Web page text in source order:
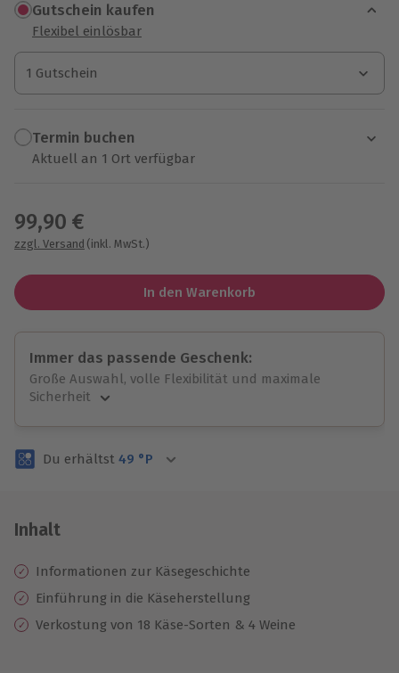
Gutschein kaufen
Flexibel einlösbar
1 Gutschein
1 Gutschein
1 Gutschein
Termin buchen
Aktuell an 1 Ort verfügbar
99,90 €
zzgl. Versand (inkl. MwSt.)
In den Warenkorb
Immer das passende Geschenk:
Große Auswahl, volle Flexibilität und maximale
Sicherheit
Volle Flexibilität
3 Jahre gültig & verlängerbar.
Du erhältst 49 °P
Inhalt
Informationen zur Käsegeschichte
Einführung in die Käseherstellung
Verkostung von 18 Käse-Sorten & 4 Weine